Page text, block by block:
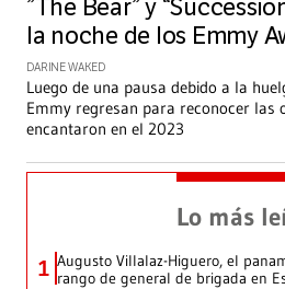
”The Bear” y
la noche de los Emmy
DARINE WAKED
Luego de una pausa debido a la
Emmy regresan para reconocer las
encantaron en el 2023
Lo más
1 Augusto Villalaz-Higuero, el
rango de general de brigada en